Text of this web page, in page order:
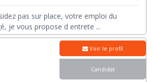
pas sur place, votre emploi du
je vous propose d entrete ...
Voir le profil
Candidat